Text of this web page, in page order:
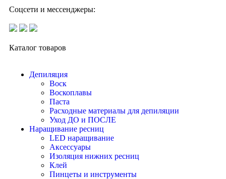
Соцсети и мессенджеры:
Каталог товаров
Депиляция
Воск
Воскоплавы
Паста
Расходные материалы для депиляции
Уход ДО и ПОСЛЕ
Наращивание ресниц
LED наращивание
Аксессуары
Изоляция нижних ресниц
Клей
Пинцеты и инструменты